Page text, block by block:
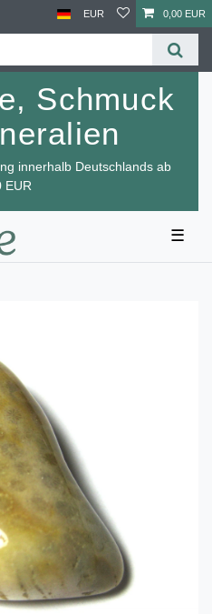
EUR 0,00 EUR
Schmuck
innerhalb Deutschlands ab
EUR
☰